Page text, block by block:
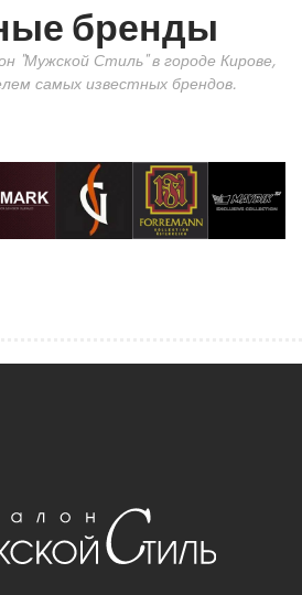
бренды
"Мужской Стиль" в городе Кирове,
самых известных брендов.